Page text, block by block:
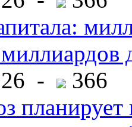
-
366
планирует